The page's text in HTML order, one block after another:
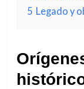
5 Legado y